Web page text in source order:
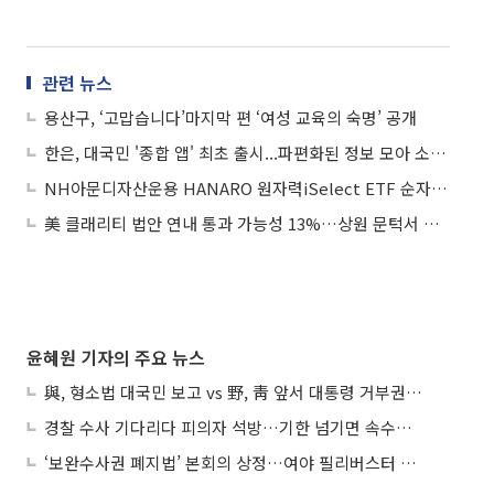
관련 뉴스
용산구, ‘고맙습니다’마지막 편 ‘여성 교육의 숙명’ 공개
한은, 대국민 '종합 앱' 최초 출시...파편화된 정보 모아 소통 강화
NH아문디자산운용 HANARO 원자력iSelect ETF 순자산 5000억 돌파
美 클래리티 법안 연내 통과 가능성 13%…상원 문턱서 제동
윤혜원 기자의 주요 뉴스
與, 형소법 대국민 보고 vs 野, 靑 앞서 대통령 거부권 촉구
경찰 수사 기다리다 피의자 석방…기한 넘기면 속수무책
‘보완수사권 폐지법’ 본회의 상정…여야 필리버스터 대치